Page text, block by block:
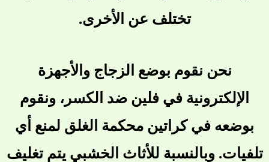
تختلف عن الأخرى.
نحن نقوم بوضع الزجاج والأجهزة
الإلكترونية في فلين ضد الكسر، ونقوم
بوضعه في كراتين محكمة الغلق لمنع أي
تلفيات. وبالنسبة للأثاث الخشبي يتم تغليف